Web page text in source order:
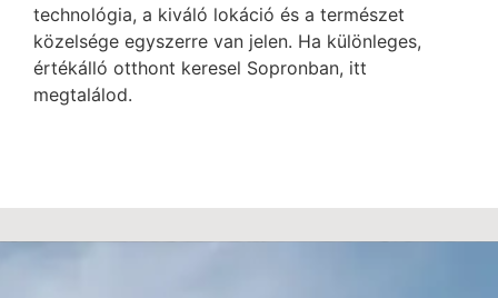
technológia, a kiváló lokáció és a természet
közelsége egyszerre van jelen. Ha különleges,
értékálló otthont keresel Sopronban, itt
megtalálod.